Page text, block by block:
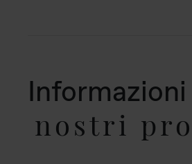
Informazioni
nostri